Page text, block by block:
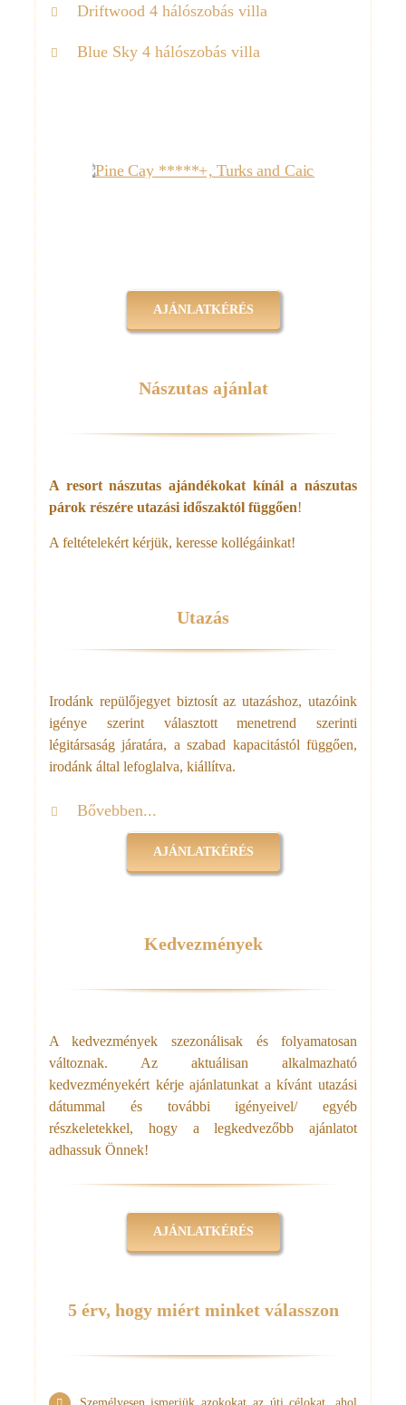
Driftwood 4 hálószobás villa
Blue Sky 4 hálószobás villa
AJÁNLATKÉRÉS
Nászutas ajánlat
A resort nászutas ajándékokat kínál a nászutas
párok részére utazási időszaktól függően!
A feltételekért kérjük, keresse kollégáinkat!
Utazás
Irodánk repülőjegyet biztosít az utazáshoz, utazóink
igénye szerint választott menetrend szerinti
légitársaság járatára, a szabad kapacitástól függően,
irodánk által lefoglalva, kiállítva.
Bővebben...
AJÁNLATKÉRÉS
Kedvezmények
A kedvezmények szezonálisak és folyamatosan
változnak. Az aktuálisan alkalmazható
kedvezményekért kérje ajánlatunkat a kívánt utazási
dátummal és további igényeivel/ egyéb
részkeletekkel, hogy a legkedvezőbb ajánlatot
adhassuk Önnek!
AJÁNLATKÉRÉS
5 érv, hogy miért minket válasszon